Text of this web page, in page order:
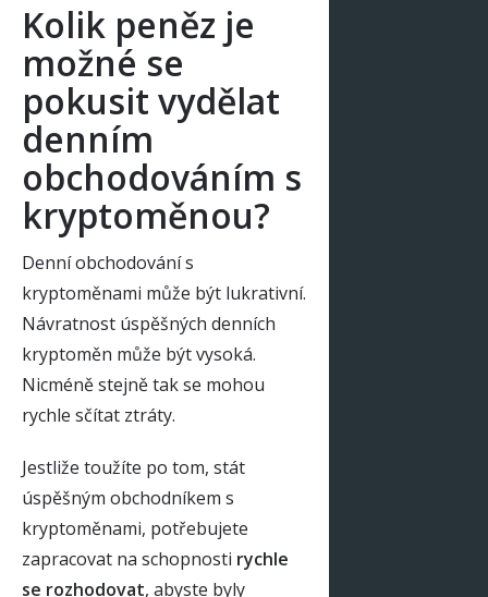
Kolik peněz je
možné se
pokusit vydělat
denním
obchodováním s
kryptoměnou?
Denní obchodování s
kryptoměnami může být lukrativní.
Návratnost úspěšných denních
kryptoměn může být vysoká.
Nicméně stejně tak se mohou
rychle sčítat ztráty.
Jestliže toužíte po tom, stát
úspěšným obchodníkem s
kryptoměnami, potřebujete
zapracovat na schopnosti rychle
se rozhodovat, abyste byly